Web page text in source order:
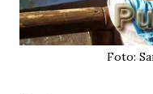
Foto: